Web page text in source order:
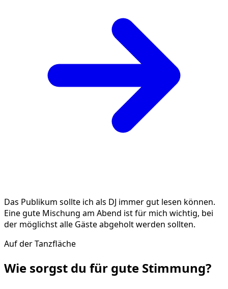
Das Publikum sollte ich als DJ immer gut lesen können.
Eine gute Mischung am Abend ist für mich wichtig, bei
der möglichst alle Gäste abgeholt werden sollten.
Auf der Tanzfläche
Wie sorgst du für gute Stimmung?